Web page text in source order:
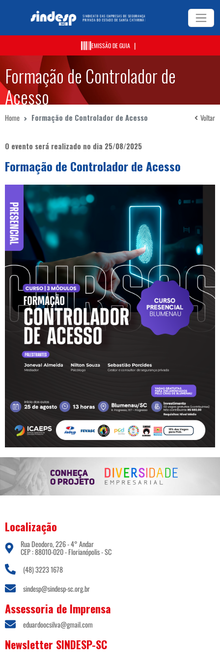
EMISSÃO DE GUIA |
Formação de Controlador de
Acesso
Home Formação de Controlador de Acesso Voltar
O evento será realizado no dia 25/08/2025
Formação de Controlador de Acesso
Localização
Rua Deodoro, 226 - 4° Andar
CEP : 88010-020 - Florianópolis - SC
(48) 3223 1678
sindesp@sindesp-sc.org.br
Assessoria de Imprensa
eduardoocsilva@gmail.com
Newsletter SINDESP-SC